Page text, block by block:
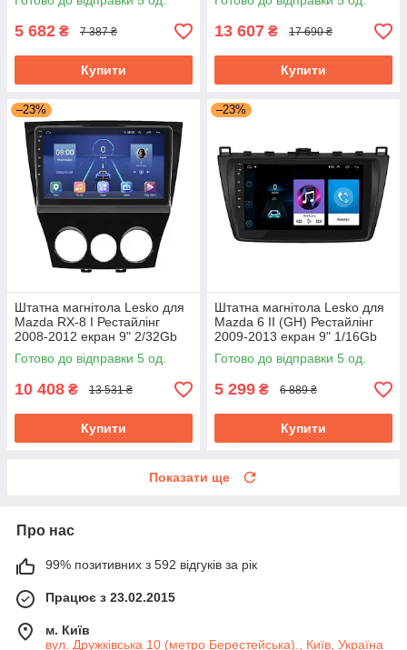
5 682 ₴ 7 387 ₴
Купити
13 607 ₴ 17 690 ₴
Купити
–23%
Штатна магнітола Lesko для
Mazda RX-8 I Рестайлінг
2008-2012 екран 9" 2/32Gb
4G Wi-Fi GPS Top Мазда
Готово до відправки 5 од.
10 408 ₴ 13 531 ₴
Купити
–23%
Штатна магнітола Lesko для
Mazda 6 II (GH) Рестайлінг
2009-2013 екран 9" 1/16Gb
Wi-Fi Base Андроїд Мазда
Готово до відправки 5 од.
5 299 ₴ 6 889 ₴
Купити
Показати ще
Про нас
99% позитивних з 592 відгуків за рік
Працює з 23.02.2015
м. Київ
вул. Дружківська 10 (метро Берестейська)., Київ, Україна